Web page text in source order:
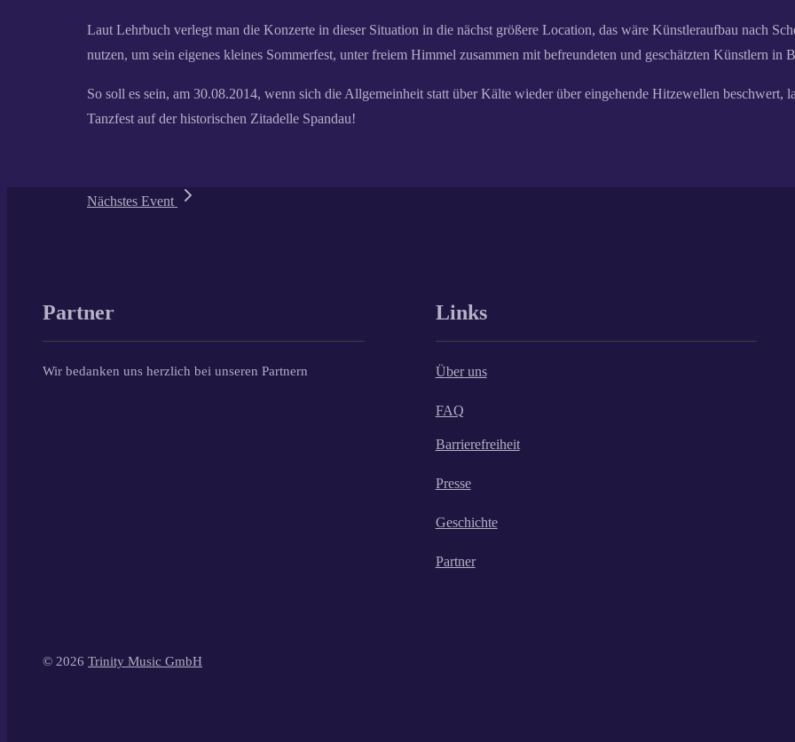
Laut Lehrbuch verlegt man die Konzerte in dieser Situation in die nächst größere Location, das wäre Künstleraufbau nach
nutzen, um sein eigenes kleines Sommerfest, unter freiem Himmel zusammen mit befreundeten und geschätzten Künstlern in
So soll es sein, am 30.08.2014, wenn sich die Allgemeinheit statt über Kälte wieder über eingehende Hitzewellen
Tanzfest auf der historischen Zitadelle Spandau!
Nächstes Event
Partner
Wir bedanken uns herzlich bei unseren Partnern
Links
Über uns
FAQ
Barrierefreiheit
Presse
Geschichte
Partner
© 2026 Trinity Music GmbH